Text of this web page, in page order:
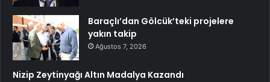
Baraçlı’dan Gölcük’teki projelere
yakın takip
Ağustos 7, 2026
Nizip Zeytinyağı Altın Madalya Kazandı